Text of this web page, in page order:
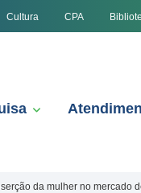
Cultura CPA
da mulher no mercado